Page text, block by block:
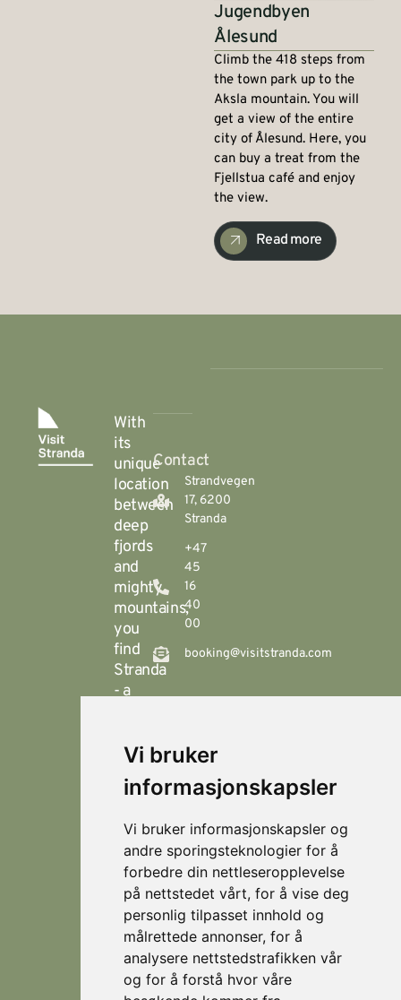
Vi bruker
informasjonskapsler
Vi bruker informasjonskapsler og
andre sporingsteknologier for å
forbedre din nettleseropplevelse
på nettstedet vårt, for å vise deg
personlig tilpasset innhold og
målrettede annonser, for å
analysere nettstedstrafikken vår
og for å forstå hvor våre
Jugendbyen
Ålesund
Climb the 418 steps from
the town park up to the
Aksla mountain. You will
get a view of the entire
city of Ålesund. Here, you
can buy a treat from the
Fjellstua café and enjoy
the view.
Read more
With
its
unique
location
between
deep
fjords
and
mighty
mountains,
you
find
Stranda
- a
destination
that
offers
hiking
during
the
summer,
and
which
is an
eldorado
Contact
Strandvegen
17, 6200
Stranda
+47
45
16
40
00
booking@visitstranda.com
Locations
Fjellsætra
Stranda
Strandafjellet
Stranda
Horn Media